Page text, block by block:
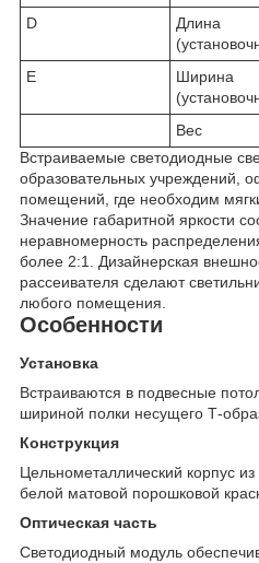
D
Длина
E
Ширина
Вес
Встраиваемые светодиодные
образовательных учреждений,
помещений, где необходим
Значение габаритной яркости
неравномерность
более 2:1. Дизайнерская
рассеивателя сделают
любого помещения.
Особенности
Установка
Встраиваются в подвесные
шириной полки несущего Т-
Конструкция
Цельнометаллический корпус
белой матовой порошковой
Оптическая часть
Светодиодный модуль